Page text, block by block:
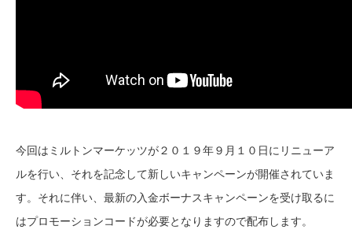
今回はミルトンマーケッツが２０１９年９月１０日にリニューア
ルを行い、それを記念して新しいキャンペーンが開催されていま
す。それに伴い、最新の入金ボーナスキャンペーンを受け取るに
はプロモーションコードが必要となりますので配布します。